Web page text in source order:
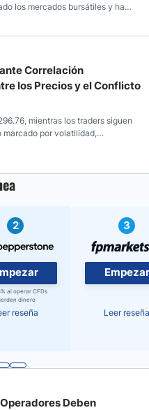
los mercados bursátiles y ha
un clima más propicio al riesgo,
ronda de negociaciones en
Correlación
los Precios y el Conflicto
mientras los traders siguen
por volatilidad,
2
al operar CFDs
dinero
reseña
3
Empezar
Leer reseña
Deben